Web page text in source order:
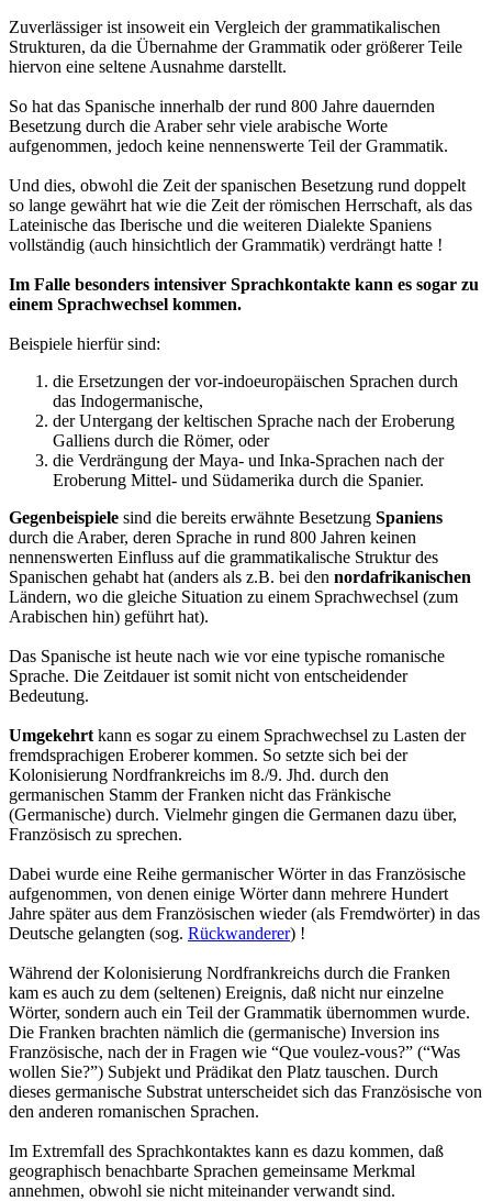
Zuverlässiger ist insoweit ein Vergleich der grammatikalischen
Strukturen, da die Übernahme der Grammatik oder größerer Teile
hiervon eine seltene Ausnahme darstellt.
So hat das Spanische innerhalb der rund 800 Jahre dauernden
Besetzung durch die Araber sehr viele arabische Worte
aufgenommen, jedoch keine nennenswerte Teil der Grammatik.
Und dies, obwohl die Zeit der spanischen Besetzung rund doppelt
so lange gewährt hat wie die Zeit der römischen Herrschaft, als das
Lateinische das Iberische und die weiteren Dialekte Spaniens
vollständig (auch hinsichtlich der Grammatik) verdrängt hatte !
Im Falle besonders intensiver Sprachkontakte kann es sogar zu
einem Sprachwechsel kommen.
Beispiele hierfür sind:
die Ersetzungen der vor-indoeuropäischen Sprachen durch
das Indogermanische,
der Untergang der keltischen Sprache nach der Eroberung
Galliens durch die Römer, oder
die Verdrängung der Maya- und Inka-Sprachen nach der
Eroberung Mittel- und Südamerika durch die Spanier.
Gegenbeispiele sind die bereits erwähnte Besetzung Spaniens
durch die Araber, deren Sprache in rund 800 Jahren keinen
nennenswerten Einfluss auf die grammatikalische Struktur des
Spanischen gehabt hat (anders als z.B. bei den nordafrikanischen
Ländern, wo die gleiche Situation zu einem Sprachwechsel (zum
Arabischen hin) geführt hat).
Das Spanische ist heute nach wie vor eine typische romanische
Sprache. Die Zeitdauer ist somit nicht von entscheidender
Bedeutung.
Umgekehrt kann es sogar zu einem Sprachwechsel zu Lasten der
fremdsprachigen Eroberer kommen. So setzte sich bei der
Kolonisierung Nordfrankreichs im 8./9. Jhd. durch den
germanischen Stamm der Franken nicht das Fränkische
(Germanische) durch. Vielmehr gingen die Germanen dazu über,
Französisch zu sprechen.
Dabei wurde eine Reihe germanischer Wörter in das Französische
aufgenommen, von denen einige Wörter dann mehrere Hundert
Jahre später aus dem Französischen wieder (als Fremdwörter) in das
Deutsche gelangten (sog. Rückwanderer) !
Während der Kolonisierung Nordfrankreichs durch die Franken
kam es auch zu dem (seltenen) Ereignis, daß nicht nur einzelne
Wörter, sondern auch ein Teil der Grammatik übernommen wurde.
Die Franken brachten nämlich die (germanische) Inversion ins
Französische, nach der in Fragen wie “Que voulez-vous?” (“Was
wollen Sie?”) Subjekt und Prädikat den Platz tauschen. Durch
dieses germanische Substrat unterscheidet sich das Französische von
den anderen romanischen Sprachen.
Im Extremfall des Sprachkontaktes kann es dazu kommen, daß
geographisch benachbarte Sprachen gemeinsame Merkmal
annehmen, obwohl sie nicht miteinander verwandt sind.